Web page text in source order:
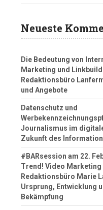
Neueste
Die Bedeutung von
Marketing und
Redaktionsbüro
und Angebote
Datenschutz und
Journalismus im
Zukunft des
#BARsession am 22.
Trend! Video Marketing
Redaktionsbüro Marie
Ursprung, Entwicklung
Bekämpfung